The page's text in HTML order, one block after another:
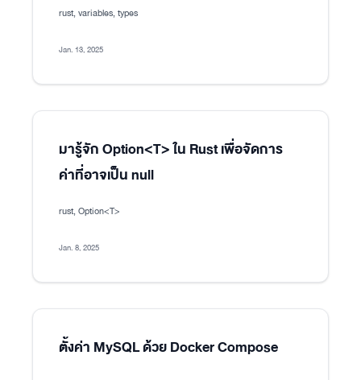
rust, variables, types
Jan. 13, 2025
มารู้จัก Option<T> ใน Rust เพื่อจัดการ
ค่าที่อาจเป็น null
rust, Option<T>
Jan. 8, 2025
ตั้งค่า MySQL ด้วย Docker Compose